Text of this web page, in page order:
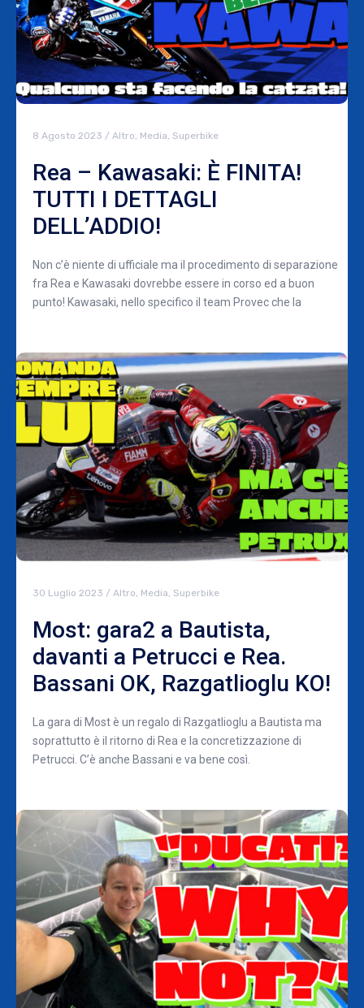
8 Agosto 2023 / Altro Media Superbike
Rea – Kawasaki: È FINITA!
TUTTI I DETTAGLI
DELL’ADDIO!
Non c’è niente di ufficiale ma il procedimento di separazione
fra Rea e Kawasaki dovrebbe essere in corso ed a buon
punto! Kawasaki, nello specifico il team Provec che la
30 Luglio 2023 / Altro Media Superbike
Most: gara2 a Bautista,
davanti a Petrucci e Rea.
Bassani OK, Razgatlioglu KO!
La gara di Most è un regalo di Razgatlioglu a Bautista ma
soprattutto è il ritorno di Rea e la concretizzazione di
Petrucci. C’è anche Bassani e va bene così.